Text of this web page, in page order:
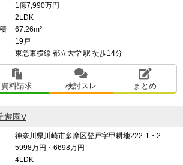
1億7,990万円
2LDK
67.26m²
19戸
東急東横線 都立大学 駅 徒歩14分
資料請求 検討スレ まとめ
遊園V
神奈川県川崎市多摩区登戸字甲耕地222-1・2
5998万円・6698万円
4LDK